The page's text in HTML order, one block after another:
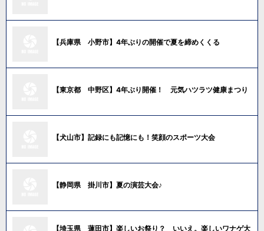
【兵庫県 小野市】4年ぶりの開催で夏を締めくくる
【東京都 中野区】4年ぶり開催！ 元気ハツラツ健康まつり
【犬山市】記録にも記憶にも！笑顔のスポーツ大会
【静岡県 掛川市】夏の演芸大会♪
【埼玉県 蓮田市】楽しいお祭り？ いいえ。楽しいワナゲ大